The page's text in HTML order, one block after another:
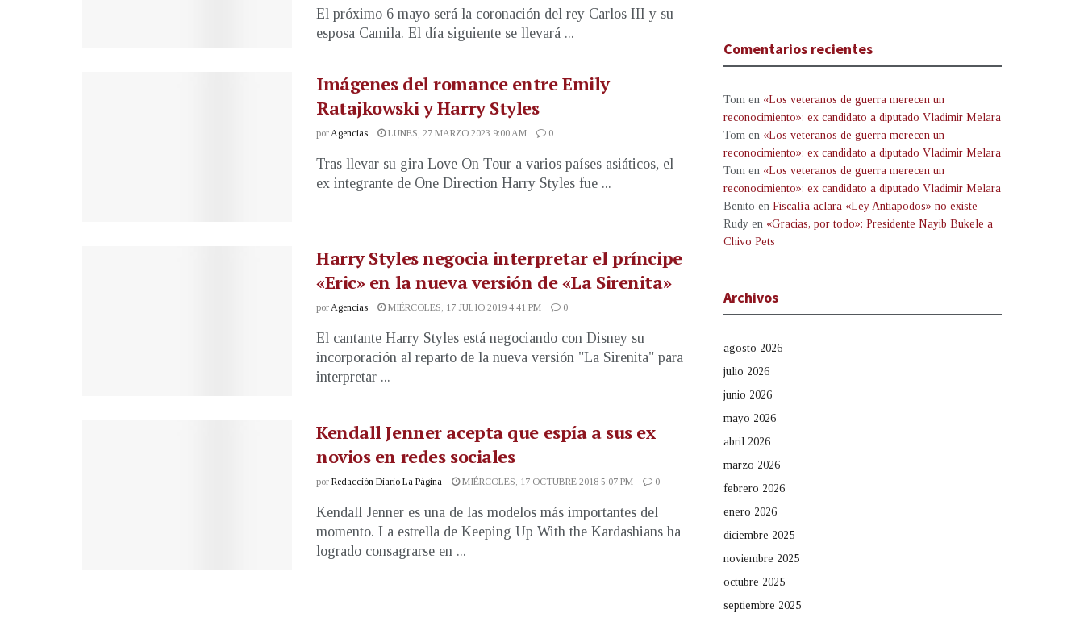
El próximo 6 mayo será la coronación del rey Carlos III y su
esposa Camila. El día siguiente se llevará ...
Imágenes del romance entre Emily
Ratajkowski y Harry Styles
por Agencias LUNES, 27 MARZO 2023 9:00 AM 0
Tras llevar su gira Love On Tour a varios países asiáticos, el
ex integrante de One Direction Harry Styles fue ...
Harry Styles negocia interpretar el príncipe
«Eric» en la nueva versión de «La Sirenita»
por Agencias MIÉRCOLES, 17 JULIO 2019 4:41 PM 0
El cantante Harry Styles está negociando con Disney su
incorporación al reparto de la nueva versión "La Sirenita" para
interpretar ...
Kendall Jenner acepta que espía a sus ex
novios en redes sociales
por Redacción Diario La Página MIÉRCOLES, 17 OCTUBRE 2018 5:07 PM 0
Kendall Jenner es una de las modelos más importantes del
momento. La estrella de Keeping Up With the Kardashians ha
logrado consagrarse en ...
Comentarios recientes
Tom en «Los veteranos de guerra merecen un
reconocimiento»: ex candidato a diputado Vladimir Melara
Tom en «Los veteranos de guerra merecen un
reconocimiento»: ex candidato a diputado Vladimir Melara
Tom en «Los veteranos de guerra merecen un
reconocimiento»: ex candidato a diputado Vladimir Melara
Benito en Fiscalía aclara «Ley Antiapodos» no existe
Rudy en «Gracias, por todo»: Presidente Nayib Bukele a
Chivo Pets
Archivos
agosto 2026
julio 2026
junio 2026
mayo 2026
abril 2026
marzo 2026
febrero 2026
enero 2026
diciembre 2025
noviembre 2025
octubre 2025
septiembre 2025